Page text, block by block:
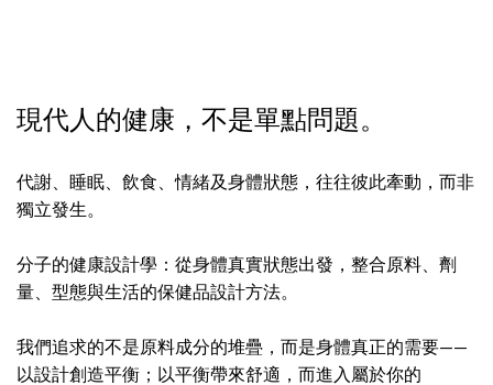
現代人的健康，不是單點問題。
代謝、睡眠、飲食、情緒及身體狀態，往往彼此牽動，而非
獨立發生。
分子的健康設計學：從身體真實狀態出發，整合原料、劑
量、型態與生活的保健品設計方法。
我們追求的不是原料成分的堆疊，而是身體真正的需要——
以設計創造平衡；以平衡帶來舒適，而進入屬於你的